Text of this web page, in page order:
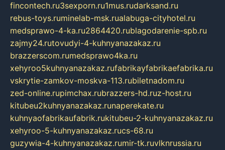
fincontech.ru3sexporn.ru1mus.rudarksand.ru
rebus-toys.ruminelab-msk.rualabuga-cityhotel.ru
medsprawo-4-ka.ru2864420.rublagodarenie-spb.ru
zajmy24.rutovudyi-4-kuhnyanazakaz.ru
brazzerscom.rumedsprawo4ka.ru
xehyroo5kuhnyanazakaz.rufabrikayfabrikaefabrika.ru
vskrytie-zamkov-moskva-113.rubiletnadom.ru
zed-online.rupimchax.rubrazzers-hd.ruz-host.ru
kitubeu2kuhnyanazakaz.runaperekate.ru
kuhnyaofabrikaufabrik.rukitubeu-2-kuhnyanazakaz.ru
xehyroo-5-kuhnyanazakaz.rucs-68.ru
guzywia-4-kuhnyanazakaz.rumir-tk.ruvlknrussia.ru